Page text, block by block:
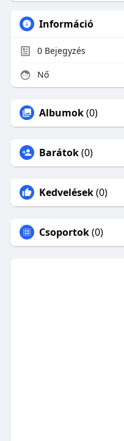
Információ
0Bejegyzés
Nő
Albumok(0)
Barátok(0)
Kedvelések(0)
Csoportok(0)